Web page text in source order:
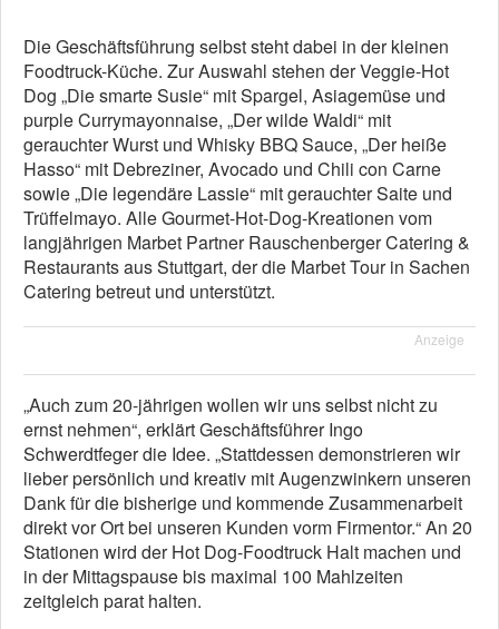
Die Geschäftsführung selbst steht dabei in der kleinen
Foodtruck-Küche. Zur Auswahl stehen der Veggie-Hot
Dog „Die smarte Susie“ mit Spargel, Asiagemüse und
purple Currymayonnaise, „Der wilde Waldi“ mit
gerauchter Wurst und Whisky BBQ Sauce, „Der heiße
Hasso“ mit Debreziner, Avocado und Chili con Carne
sowie „Die legendäre Lassie“ mit gerauchter Saite und
Trüffelmayo. Alle Gourmet-Hot-Dog-Kreationen vom
langjährigen Marbet Partner Rauschenberger Catering &
Restaurants aus Stuttgart, der die Marbet Tour in Sachen
Catering betreut und unterstützt.
Anzeige
„Auch zum 20-jährigen wollen wir uns selbst nicht zu
ernst nehmen“, erklärt Geschäftsführer Ingo
Schwerdtfeger die Idee. „Stattdessen demonstrieren wir
lieber persönlich und kreativ mit Augenzwinkern unseren
Dank für die bisherige und kommende Zusammenarbeit
direkt vor Ort bei unseren Kunden vorm Firmentor.“ An 20
Stationen wird der Hot Dog-Foodtruck Halt machen und
in der Mittagspause bis maximal 100 Mahlzeiten
zeitgleich parat halten.